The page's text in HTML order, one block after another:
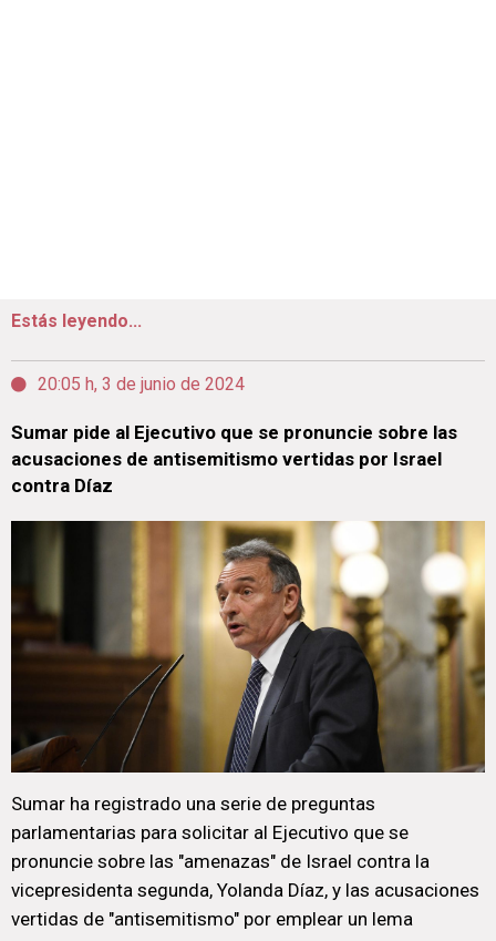
Estás leyendo...
20:05 h, 3 de junio de 2024
Sumar pide al Ejecutivo que se pronuncie sobre las
acusaciones de antisemitismo vertidas por Israel
contra Díaz
Sumar ha registrado una serie de preguntas
parlamentarias para solicitar al Ejecutivo que se
pronuncie sobre las "amenazas" de Israel contra la
vicepresidenta segunda, Yolanda Díaz, y las acusaciones
vertidas de "antisemitismo" por emplear un lema